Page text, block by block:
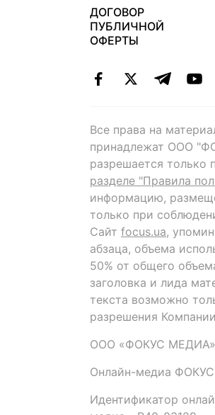
ДОГОВОР
ПУБЛИЧНОЙ
ОФЕРТЫ
Все права на
принадлежат ООО
разрешается только
разделе "Правила
информацию,
только при
Сайт focus.ua,
абзаца, объема
50% от общего
заголовка и лида
текста возможно
разрешения
ООО «ФОКУС МЕДИА»
Онлайн-медиа ФОКУС
Идентификатор